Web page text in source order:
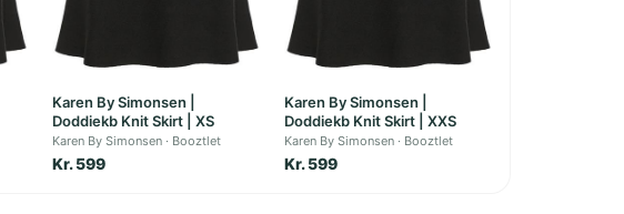
Karen By Simonsen |
Doddiekb Knit Skirt | XS
Karen By Simonsen Booztlet
Kr. 599
Karen By Simonsen |
Doddiekb Knit Skirt | XXS
Karen By Simonsen Booztlet
Kr. 599